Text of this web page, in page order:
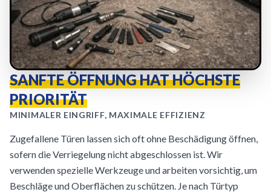
SANFTE ÖFFNUNG HAT HÖCHSTE
PRIORITÄT
MINIMALER EINGRIFF, MAXIMALE EFFIZIENZ
Zugefallene Türen lassen sich oft ohne Beschädigung öffnen,
sofern die Verriegelung nicht abgeschlossen ist. Wir
verwenden spezielle Werkzeuge und arbeiten vorsichtig, um
Beschläge und Oberflächen zu schützen. Je nach Türtyp